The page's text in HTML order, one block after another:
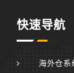
快速导航
海外仓系